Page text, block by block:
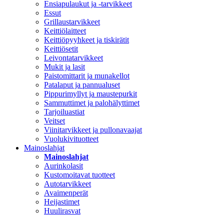
Ensiapulaukut ja -tarvikkeet
Essut
Grillaustarvikkeet
Keittiölaitteet
Keittiöpyyhkeet ja tiskirätit
Keittiösetit
Leivontatarvikkeet
Mukit ja lasit
Paistomittarit ja munakellot
Patalaput ja pannualuset
Pippurimyllyt ja maustepurkit
Sammuttimet ja palohälyttimet
Tarjoiluastiat
Veitset
Viinitarvikkeet ja pullonavaajat
Vuolukivituotteet
Mainoslahjat
Mainoslahjat
Aurinkolasit
Kustomoitavat tuotteet
Autotarvikkeet
Avaimenperät
Heijastimet
Huulirasvat